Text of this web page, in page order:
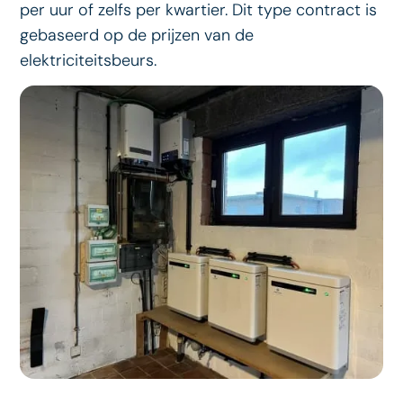
per uur of zelfs per kwartier. Dit type contract is
gebaseerd op de prijzen van de
elektriciteitsbeurs.